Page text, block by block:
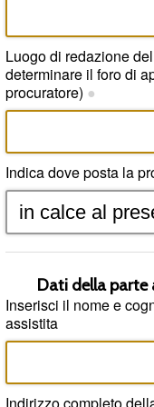
Luogo di redazione
determinare il foro di
procuratore) ●
Indica dove posta la
Dati della parte
Inserisci il nome e
assistita